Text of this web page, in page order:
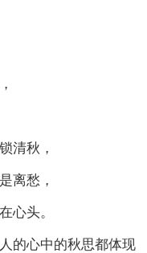
清秋，
离愁，
心头。
的心中的秋思都体现